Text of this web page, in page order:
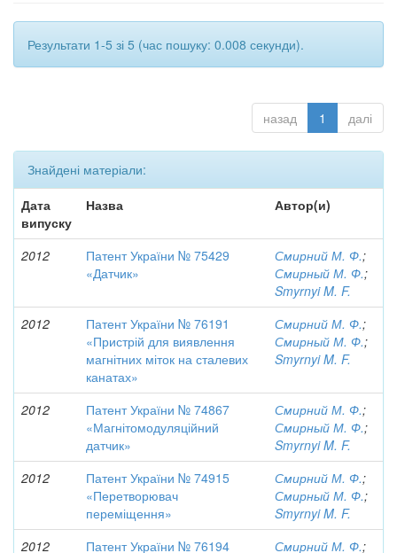
Результати 1-5 зі 5 (час пошуку: 0.008 секунди).
назад 1 далі
Знайдені матеріали:
Дата
випуску
Назва Автор(и)
2012
Патент України № 75429
«Датчик»
Смирний М. Ф.;
Смирный М. Ф.;
Smyrnyi M. F.
2012
Патент України № 76191
«Пристрій для виявлення
магнітних міток на сталевих
канатах»
Смирний М. Ф.;
Смирный М. Ф.;
Smyrnyi M. F.
2012
Патент України № 74867
«Магнітомодуляційний
датчик»
Смирний М. Ф.;
Смирный М. Ф.;
Smyrnyi M. F.
2012
Патент України № 74915
«Перетворювач
переміщення»
Смирний М. Ф.;
Смирный М. Ф.;
Smyrnyi M. F.
2012
Патент України № 76194
Смирний М. Ф.;